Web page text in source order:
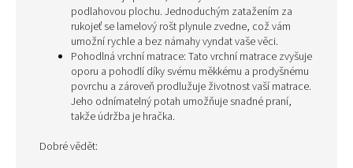
podlahovou plochu. Jednoduchým zatažením za
rukojeť se lamelový rošt plynule zvedne, což vám
umožní rychle a bez námahy vyndat vaše věci.
Pohodlná vrchní matrace: Tato vrchní matrace zvyšuje
oporu a pohodlí díky svému měkkému a prodyšnému
povrchu a zároveň prodlužuje životnost vaší matrace.
Jeho odnímatelný potah umožňuje snadné praní,
takže údržba je hračka.
Dobré vědět: